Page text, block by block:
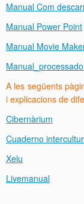
Manual Com
Manual Power Point
Manual Movie
A les següents
i explicacions de
Cibernàrium
Cuaderno
Xelu
Livemanual